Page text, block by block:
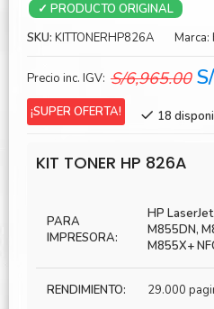
✓ PRODUCTO ORIGINAL
SKU: KITTONERHP826A Marca:
Precio inc. IGV: S/6,965.00 El
S/
¡SUPER OFERTA! 18
KIT TONER HP 826A
PARA
IMPRESORA:
HP
M855DN,
M855X+
RENDIMIENTO: 29.000